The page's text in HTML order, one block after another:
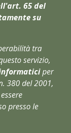
65 del
su
tra
servizio,
per
380 del 2001,
presso le